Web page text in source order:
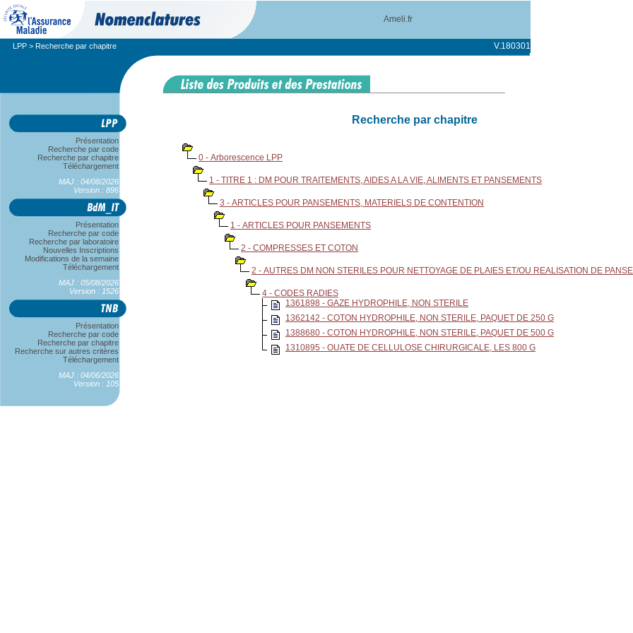
Ameli.fr
LPP > Recherche par chapitre V.180301
Présentation
Recherche par code
Recherche par chapitre
Téléchargement
MAJ : 04/08/2026
Version : 896
Présentation
Recherche par code
Recherche par laboratoire
Nouvelles Inscriptions
Modifications de la semaine
Téléchargement
MAJ : 05/08/2026
Version : 1526
Présentation
Recherche par code
Recherche par chapitre
Recherche sur autres critères
Téléchargement
MAJ : 04/06/2026
Version : 105
Recherche par chapitre
0 - Arborescence LPP
1 - TITRE 1 : DM POUR TRAITEMENTS, AIDES A LA VIE, ALIMENTS ET PANSEMENTS
3 - ARTICLES POUR PANSEMENTS, MATERIELS DE CONTENTION
1 - ARTICLES POUR PANSEMENTS
2 - COMPRESSES ET COTON
2 - AUTRES DM NON STERILES POUR NETTOYAGE DE PLAIES ET/OU REALISATION DE
4 - CODES RADIES
1361898 - GAZE HYDROPHILE, NON STERILE
1362142 - COTON HYDROPHILE, NON STERILE, PAQUET DE 250 G
1388680 - COTON HYDROPHILE, NON STERILE, PAQUET DE 500 G
1310895 - OUATE DE CELLULOSE CHIRURGICALE, LES 800 G